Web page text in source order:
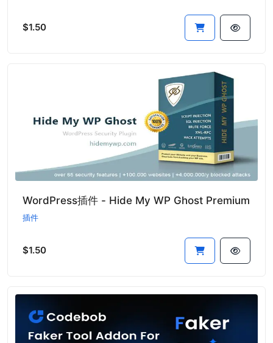
$1.50
WordPress插件 - Hide My WP Ghost Premium
插件
$1.50